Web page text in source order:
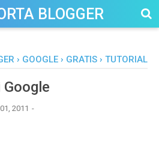
BLOGGER
› GOOGLE › GRATIS › TUTORIAL
2011